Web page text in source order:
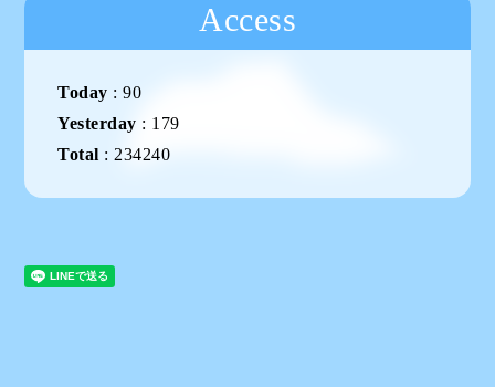
Access
Today :90
Yesterday : 179
Total : 234240